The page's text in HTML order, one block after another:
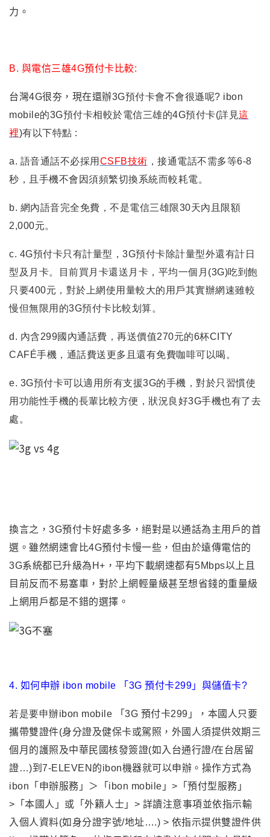
力。
B. 與電信三雄4G預付卡比較:
台灣4G很夯 ， 現在還辦3G預付卡會不會很遜呢? ibon
mobile的3G預付卡相較於電信三雄的4G預付卡(詳見這
裡)有以下特點 :
a. 語音通話不必採用 CSFB技術 ，接通電話不需多等6-8
秒 ，且手機不會因須頻繁切換系統而較耗電 。
b. 網內語音完全免費 ，不是電信三雄限30天內且限額
2,000元。
c. 4G預付卡只有計量型 ，3G預付卡除計量型外還有計日
型及月卡。目前買月卡還送月卡 ，平均一個月(3G)吃到飽
只要400元 ，對於上網使用量較大的用戶其實辦網速雖較
慢但無限用的3G預付卡比較划算。
d. 內含299國內通話費 ，再送價值270元的6杯CITY
CAFÉ手機 ，通話費送更多且還有免費咖啡可以喝 。
e. 3G預付卡可以適用所有支援3G的手機 ，對於只習慣使
用功能性手機的長輩比較方便 ， 狀況良好3G手機也有了去
處 。
換言之 ，3G預付卡好處多多 ，絕對是以通話為主用戶的首
選 。雖然網速會比4G預付卡慢一些 ，但由於遠傳電信的
3G系統都已升級為H+ ，平均下載網速都有5Mbps以上且
目前反而不易塞車 ， 對於上網輕量級甚至想省錢的重量級
上網用戶都是不錯的選擇 。
4. 如何申辦 ibon mobile 「3G 預付卡299」與儲值卡?
若是要申辦ibon mobile 「3G 預付卡299」
，本國人只要
攜帶雙證件(身分證及健保卡或駕照 ，外國人須提供效期三
個月的護照及中華民國核發簽證(如入台通行證/在台居留
證…)到 7-ELEVEN 的ibon機器就可以申辦 。操作方式為
ibon「申辦服務」＞「ibon mobile」> 「預付型服務」
> 「本國人」或 「外籍人士」 > 詳讀注意事項並依指示輸
入個人資料(如身分證字號/地址….) > 依指示提供雙證件供